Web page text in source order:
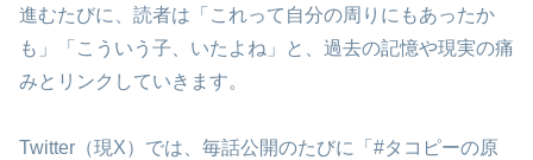
進むたびに、読者は「これって自分の周りにもあったか
も」「こういう子、いたよね」と、過去の記憶や現実の痛
みとリンクしていきます。
Twitter（現X）では、毎話公開のたびに「#タコピーの原